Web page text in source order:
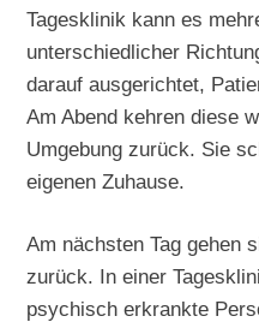
Tagesklinik kann es
unterschiedlicher
darauf ausgerichtet,
Am Abend kehren diese
Umgebung zurück. Sie
eigenen Zuhause.
Am nächsten Tag gehen
zurück. In einer
psychisch erkrankte